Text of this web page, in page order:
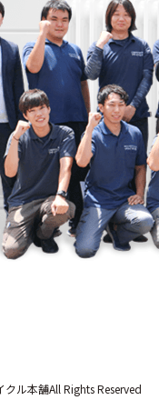
ル本舗All Rights Reserved